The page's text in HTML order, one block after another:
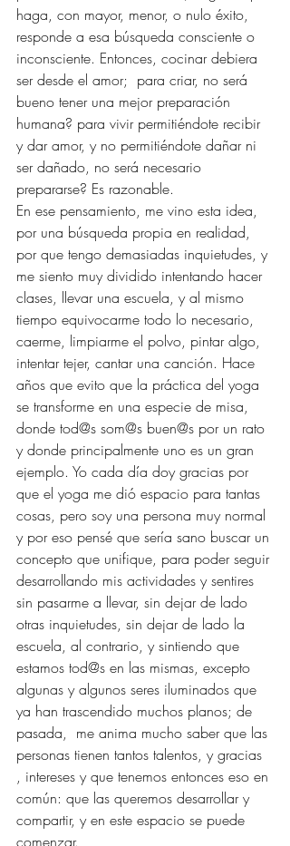
haga, con mayor, menor, o nulo éxito,
responde a esa búsqueda consciente o
inconsciente. Entonces, cocinar debiera
ser desde el amor;  para criar, no será
bueno tener una mejor preparación
humana? para vivir permitiéndote recibir
y dar amor, y no permitiéndote dañar ni
ser dañado, no será necesario
prepararse? Es razonable.
En ese pensamiento, me vino esta idea,
por una búsqueda propia en realidad,
por que tengo demasiadas inquietudes, y
me siento muy dividido intentando hacer
clases, llevar una escuela, y al mismo
tiempo equivocarme todo lo necesario,
caerme, limpiarme el polvo, pintar algo,
intentar tejer, cantar una canción. Hace
años que evito que la práctica del yoga
se transforme en una especie de misa,
donde tod@s som@s buen@s por un rato
y donde principalmente uno es un gran
ejemplo. Yo cada día doy gracias por
que el yoga me dió espacio para tantas
cosas, pero soy una persona muy normal
y por eso pensé que sería sano buscar un
concepto que unifique, para poder seguir
desarrollando mis actividades y sentires
sin pasarme a llevar, sin dejar de lado
otras inquietudes, sin dejar de lado la
escuela, al contrario, y sintiendo que
estamos tod@s en las mismas, excepto
algunas y algunos seres iluminados que
ya han trascendido muchos planos; de
pasada,  me anima mucho saber que las
personas tienen tantos talentos, y gracias
, intereses y que tenemos entonces eso en
común: que las queremos desarrollar y
compartir, y en este espacio se puede
comenzar.